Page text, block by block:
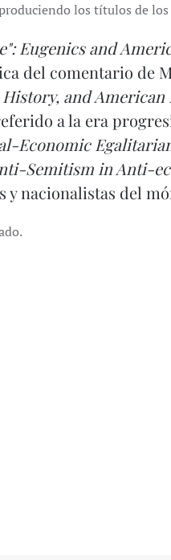
los títulos de los
Eugenics and
del comentario de
and American
a la era
Economic
Semitism in Anti-
y nacionalistas del